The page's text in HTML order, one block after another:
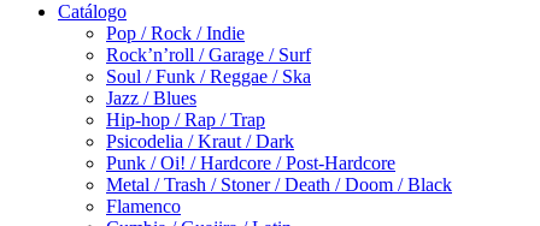
Catálogo
Pop / Rock / Indie
Rock’n’roll / Garage / Surf
Soul / Funk / Reggae / Ska
Jazz / Blues
Hip-hop / Rap / Trap
Psicodelia / Kraut / Dark
Punk / Oi! / Hardcore / Post-Hardcore
Metal / Trash / Stoner / Death / Doom / Black
Flamenco